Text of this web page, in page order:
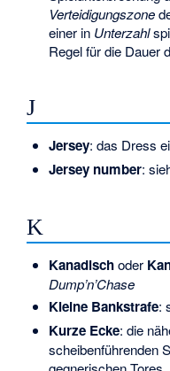
Verteidigungszone
einer in Unterzahl
Regel für die Dauer
J
Jersey: das Dress
Jersey number:
K
Kanadischoder
Dump’n’Chase
Kleine Bankstrafe:
Kurze Ecke: die
scheibenführenden